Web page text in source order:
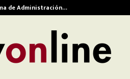
de Administración…